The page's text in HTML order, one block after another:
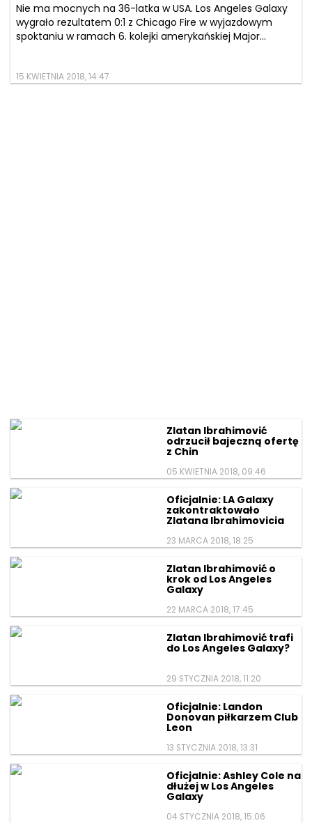
Nie ma mocnych na 36-latka w USA. Los Angeles Galaxy
wygrało rezultatem 0:1 z Chicago Fire w wyjazdowym
spoktaniu w ramach 6. kolejki amerykańskiej Major...
15 KWIETNIA 2018, 14:47
Zlatan Ibrahimović
odrzucił bajeczną ofertę
z Chin
05 KWIETNIA 2018, 09:46
Oficjalnie: LA Galaxy
zakontraktowało
Zlatana Ibrahimovicia
23 MARCA 2018, 18:25
Zlatan Ibrahimović o
krok od Los Angeles
Galaxy
22 MARCA 2018, 17:45
Zlatan Ibrahimović trafi
do Los Angeles Galaxy?
29 STYCZNIA 2018, 11:20
Oficjalnie: Landon
Donovan piłkarzem Club
Leon
13 STYCZNIA 2018, 13:31
Oficjalnie: Ashley Cole na
dłużej w Los Angeles
Galaxy
04 STYCZNIA 2018, 15:06